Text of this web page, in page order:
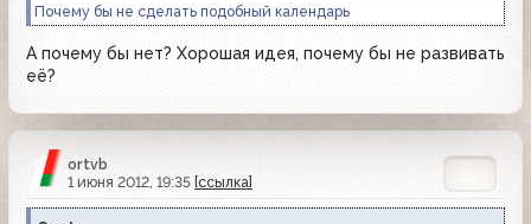
Почему бы не сделать подобный календарь
А почему бы нет? Хорошая идея, почему бы не развивать
её?
ortvb
1 июня 2012, 19:35 [ссылка]